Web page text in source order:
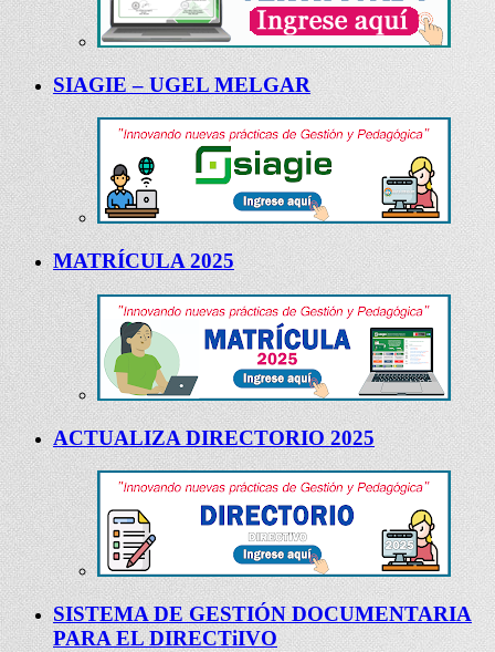
SIAGIE – UGEL MELGAR
MATRÍCULA 2025
ACTUALIZA DIRECTORIO 2025
SISTEMA DE GESTIÓN DOCUMENTARIA
PARA EL DIRECTiIVO